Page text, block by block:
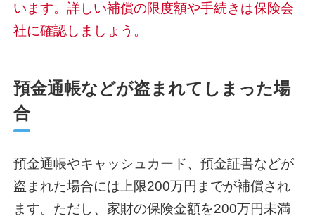
います。詳しい補償の限度額や手続きは保険会
社に確認しましょう。
預金通帳などが盗まれてしまった場
合
預金通帳やキャッシュカード、預金証書などが
盗まれた場合には上限200万円までが補償され
ます。ただし、家財の保険金額を200万円未満